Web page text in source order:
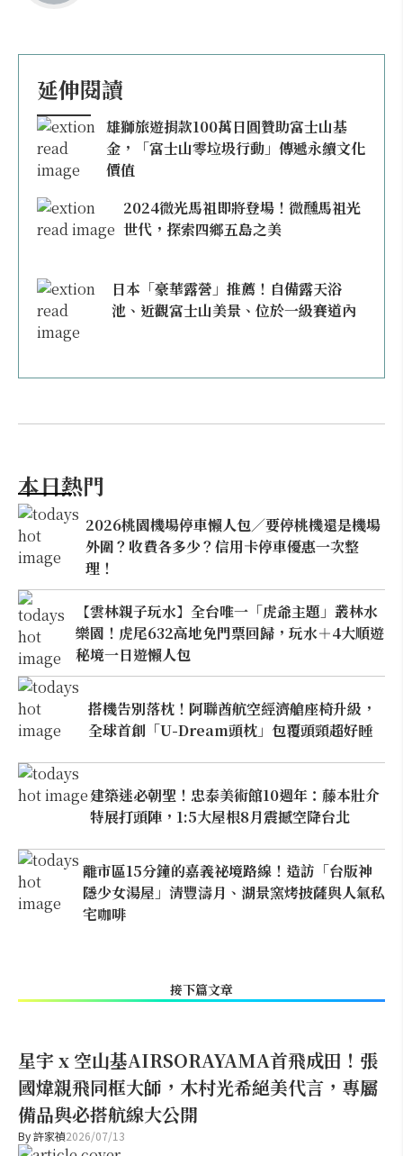
延伸閱讀
雄獅旅遊捐款100萬日圓贊助富士山基
金，「富士山零垃圾行動」傳遞永續文化
價值
2024微光馬祖即將登場！微醺馬祖光
世代，探索四鄉五島之美
日本「豪華露營」推薦！自備露天浴
池、近觀富士山美景、位於一級賽道內
本日熱門
2026桃園機場停車懶人包／要停桃機還是機場
外圍？收費各多少？信用卡停車優惠一次整
理！
【雲林親子玩水】全台唯一「虎爺主題」叢林水
樂園！虎尾632高地免門票回歸，玩水＋4大順遊
秘境一日遊懶人包
搭機告別落枕！阿聯酋航空經濟艙座椅升級，
全球首創「U-Dream頭枕」包覆頭頸超好睡
建築迷必朝聖！忠泰美術館10週年：藤本壯介
特展打頭陣，1:5大屋根8月震撼空降台北
離市區15分鐘的嘉義祕境路線！造訪「台版神
隱少女湯屋」清豐濤月、湖景窯烤披薩與人氣私
宅咖啡
接下篇文章
星宇 x 空山基AIRSORAYAMA首飛成田！張
國煒親飛同框大師，木村光希絕美代言，專屬
備品與必搭航線大公開
By許家禎2026/07/13